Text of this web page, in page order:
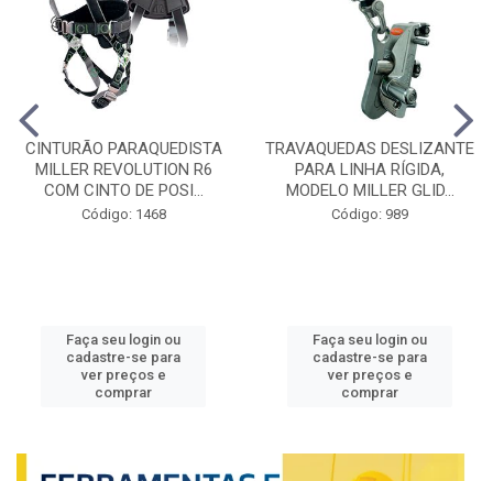
CINTURÃO PARAQUEDISTA
MILLER REVOLUTION R6
COM CINTO DE POSI...
Código: 1468
Faça seu login ou
cadastre-se para
ver preços e
comprar
TRAVAQUEDAS DESLIZANTE
PARA LINHA RÍGIDA,
MODELO MILLER GLID...
Código: 989
Faça seu login ou
cadastre-se para
ver preços e
comprar